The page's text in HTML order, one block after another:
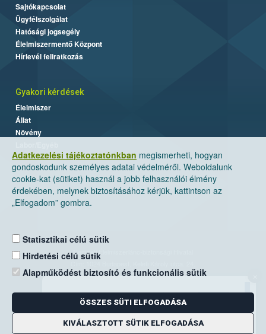
Adatkezelési tájékoztatónkban megismerheti, hogyan
gondoskodunk személyes adatai védelméről. Weboldalunk
cookie-kat (sütiket) használ a jobb felhasználói élmény
érdekében, melynek biztosításához kérjük, kattintson az
„Elfogadom” gombra.
Statisztikai célú sütik
Hirdetési célú sütik
Alapműködést biztosító és funkcionális sütik
ÖSSZES SÜTI ELFOGADÁSA
KIVÁLASZTOTT SÜTIK ELFOGADÁSA
Sajtókapcsolat
Ügyfélszolgálat
Hatósági jogsegély
Élelmiszermentő Központ
Hírlevél feliratkozás
Gyakori kérdések
Élelmiszer
Állat
Növény
Nemzeti Élelmiszerlánc-biztonsági Hivatal
Levelezési cím: 1525 Budapest. Pf. 30.
E-mail:ugyfelszolgalat@nebih.gov.hu
Zöld szám: 06-80/263-244
Telefon: 06-1/ 336-9000